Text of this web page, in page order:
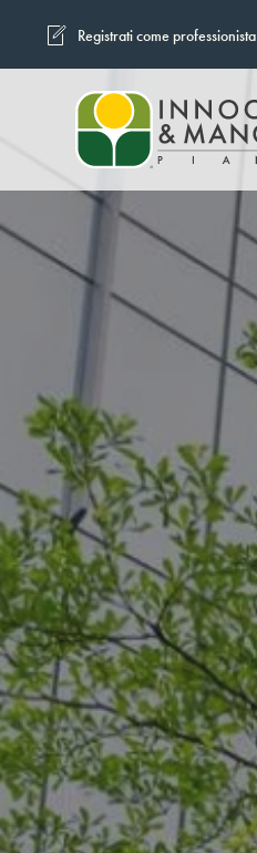
Skip to main content
Registrati come professionista